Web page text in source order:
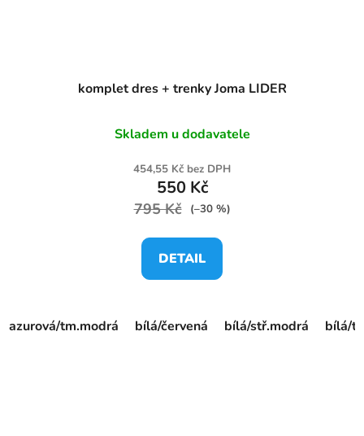
komplet dres + trenky Joma LIDER
Skladem u dodavatele
454,55 Kč bez DPH
550 Kč
795 Kč (–30 %)
DETAIL
azurová/tm.modrá bílá/červená bílá/stř.modrá bílá/